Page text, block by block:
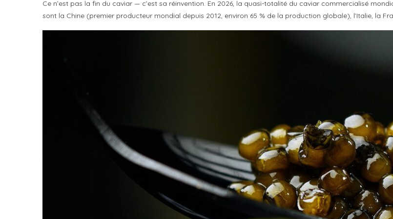
Ce n’est pas la fin du caviar — c’est sa réinvention. En 2026, la quasi-totalité du caviar commercialisé
sont la Chine (premier producteur mondial depuis 2012, environ 65 % de la production globale), l’Italie, la